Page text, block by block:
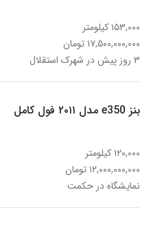
۱۵۳,۰۰۰ کیلومتر
۱۷,۵۰۰,۰۰۰,۰۰۰ تومان
۳ روز پیش در شهرک استقلال
بنز e350 مدل ۲۰۱۱ فول کامل
۱۲۰,۰۰۰ کیلومتر
۱۲,۰۰۰,۰۰۰,۰۰۰ تومان
نمایشگاه در حکمت